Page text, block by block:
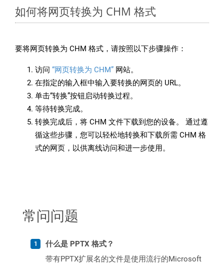
如何将网页转换为 CHM 格式
要将网页转换为 CHM 格式，请按照以下步骤操作：
访问 “网页转换为 CHM” 网站。
在指定的输入框中输入要转换的网页的 URL。
单击“转换”按钮启动转换过程。
等待转换完成。
转换完成后，将 CHM 文件下载到您的设备。 通过遵
循这些步骤，您可以轻松地转换和下载所需 CHM 格
式的网页，以供离线访问和进一步使用。
常问问题
什么是 PPTX 格式？
带有PPTX扩展名的文件是使用流行的Microsoft